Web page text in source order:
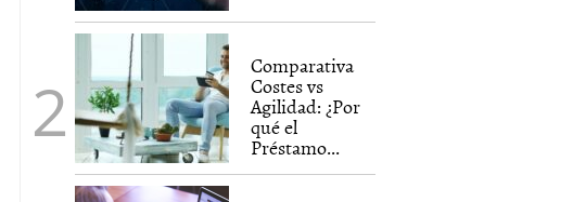
Comparativa
Costes vs
Agilidad: ¿Por
qué el
Préstamo...